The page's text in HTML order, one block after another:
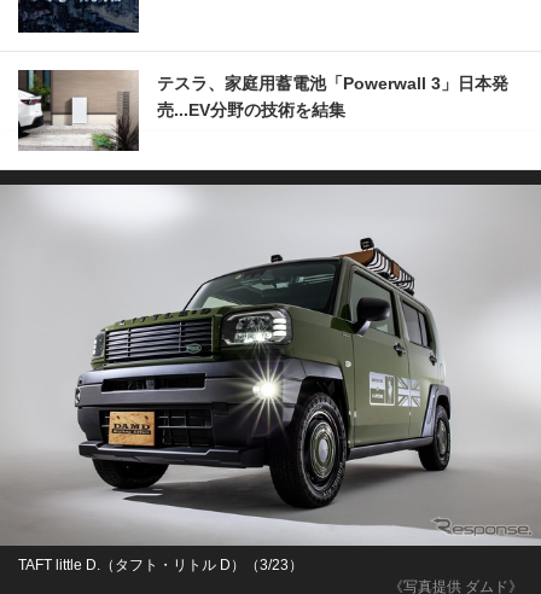
テスラ、家庭用蓄電池「Powerwall 3」日本発
売...EV分野の技術を結集
《写真提供 ダムド》
TAFT little D.（タフト・リトル D）（3/23）